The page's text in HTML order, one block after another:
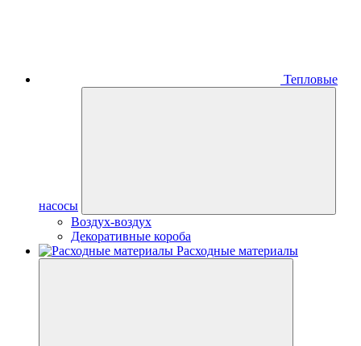
Тепловые
насосы
Воздух-воздух
Декоративные короба
Расходные материалы